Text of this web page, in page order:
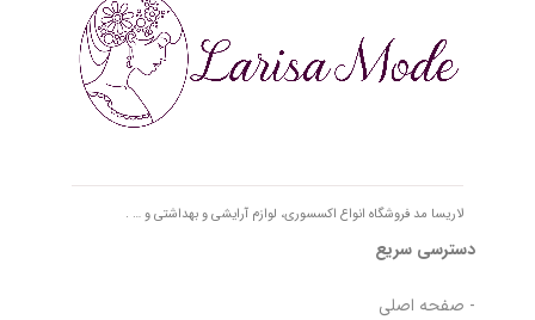
لاریسا مد فروشگاه انواع اکسسوری، لوازم آرایشی و بهداشتی و … .
دسترسی سریع
- صفحه اصلی